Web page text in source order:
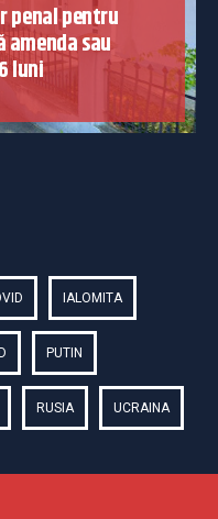
penal pentru
amenda sau
luni
IALOMITA
PUTIN
RUSIA UCRAINA